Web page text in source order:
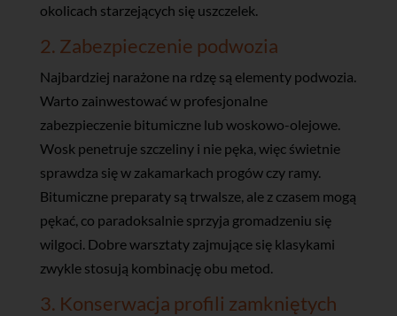
okolicach starzejących się uszczelek.
2. Zabezpieczenie podwozia
Najbardziej narażone na rdzę są elementy podwozia.
Warto zainwestować w profesjonalne
zabezpieczenie bitumiczne lub woskowo-olejowe.
Wosk penetruje szczeliny i nie pęka, więc świetnie
sprawdza się w zakamarkach progów czy ramy.
Bitumiczne preparaty są trwalsze, ale z czasem mogą
pękać, co paradoksalnie sprzyja gromadzeniu się
wilgoci. Dobre warsztaty zajmujące się klasykami
zwykle stosują kombinację obu metod.
3. Konserwacja profili zamkniętych